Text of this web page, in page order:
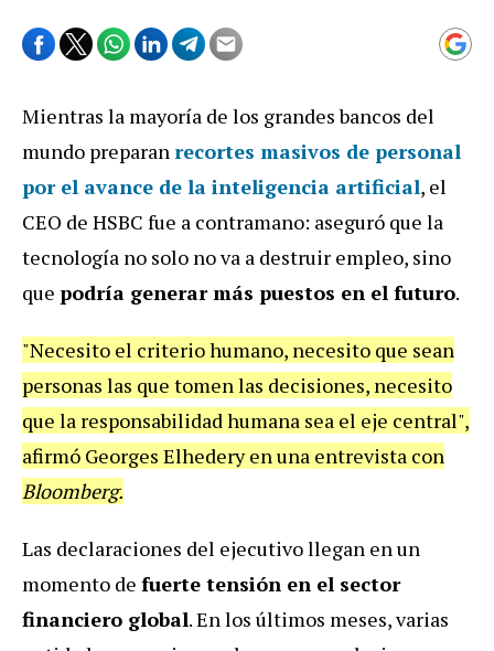
Mientras la mayoría de los grandes bancos del
mundo preparanrecortes masivos de personal
por el avance de la inteligencia artificial, el
CEO de HSBC fue a contramano: aseguró que la
tecnología no solo no va a destruir empleo, sino
que podría generar más puestos en el futuro.
"Necesito el criterio humano, necesito que sean
personas las que tomen las decisiones, necesito
que la responsabilidad humana sea el eje central",
afirmó Georges Elhedery en una entrevista con
Bloomberg.
Las declaraciones del ejecutivo llegan en un
momento de fuerte tensión en el sector
financiero global. En los últimos meses, varias